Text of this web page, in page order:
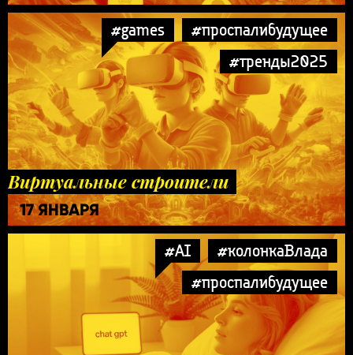
#games
#проспалибудущее
#тренды2025
Виртуальные строители
17 ЯНВАРЯ
#AI
#колонкаВлада
#проспалибудущее